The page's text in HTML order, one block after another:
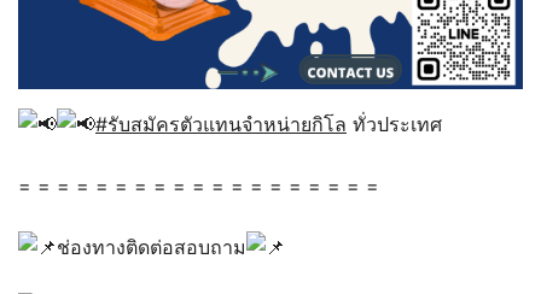
#รับสมัครตัวแทนจำหน่ายกิโล ทั่วประเทศ
= = = = = = = = = = = = = = = = = = =
ช่องทางติดต่อสอบถาม